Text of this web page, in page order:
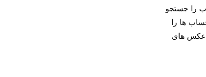
را جستجو
ها را
عکس های